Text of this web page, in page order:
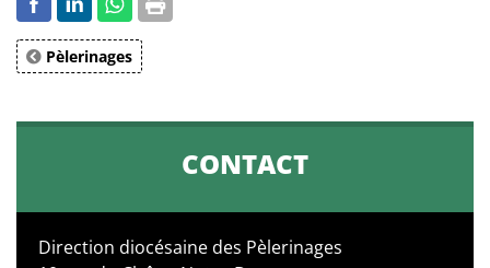
Pèlerinages
CONTACT
Direction diocésaine des Pèlerinages